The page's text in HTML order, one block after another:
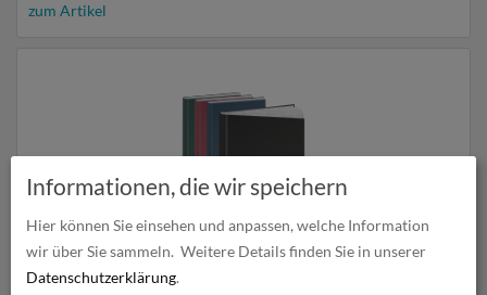
zum Artikel
Abschlussarbeit | Hardcover | Silberdruck Cover
Informationen, die wir speichern
Hier können Sie einsehen und anpassen, welche Information
wir über Sie sammeln. Weitere Details finden Sie in unserer
Datenschutzerklärung.